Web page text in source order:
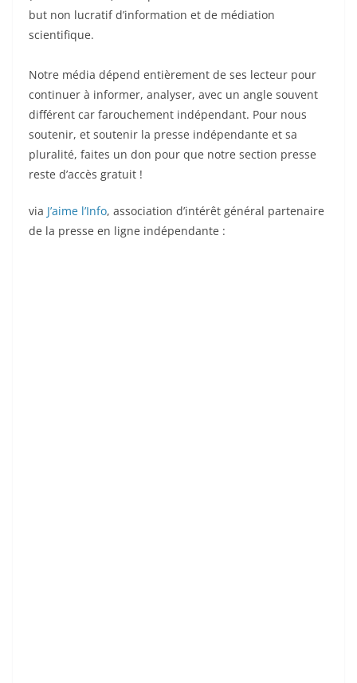
but non lucratif d’information et de médiation
scientifique.
Notre média dépend entièrement de ses lecteur pour
continuer à informer, analyser, avec un angle souvent
différent car farouchement indépendant. Pour nous
soutenir, et soutenir la presse indépendante et sa
pluralité, faites un don pour que notre section presse
reste d’accès gratuit !
via J’aime l’Info, association d’intérêt général partenaire
de la presse en ligne indépendante :